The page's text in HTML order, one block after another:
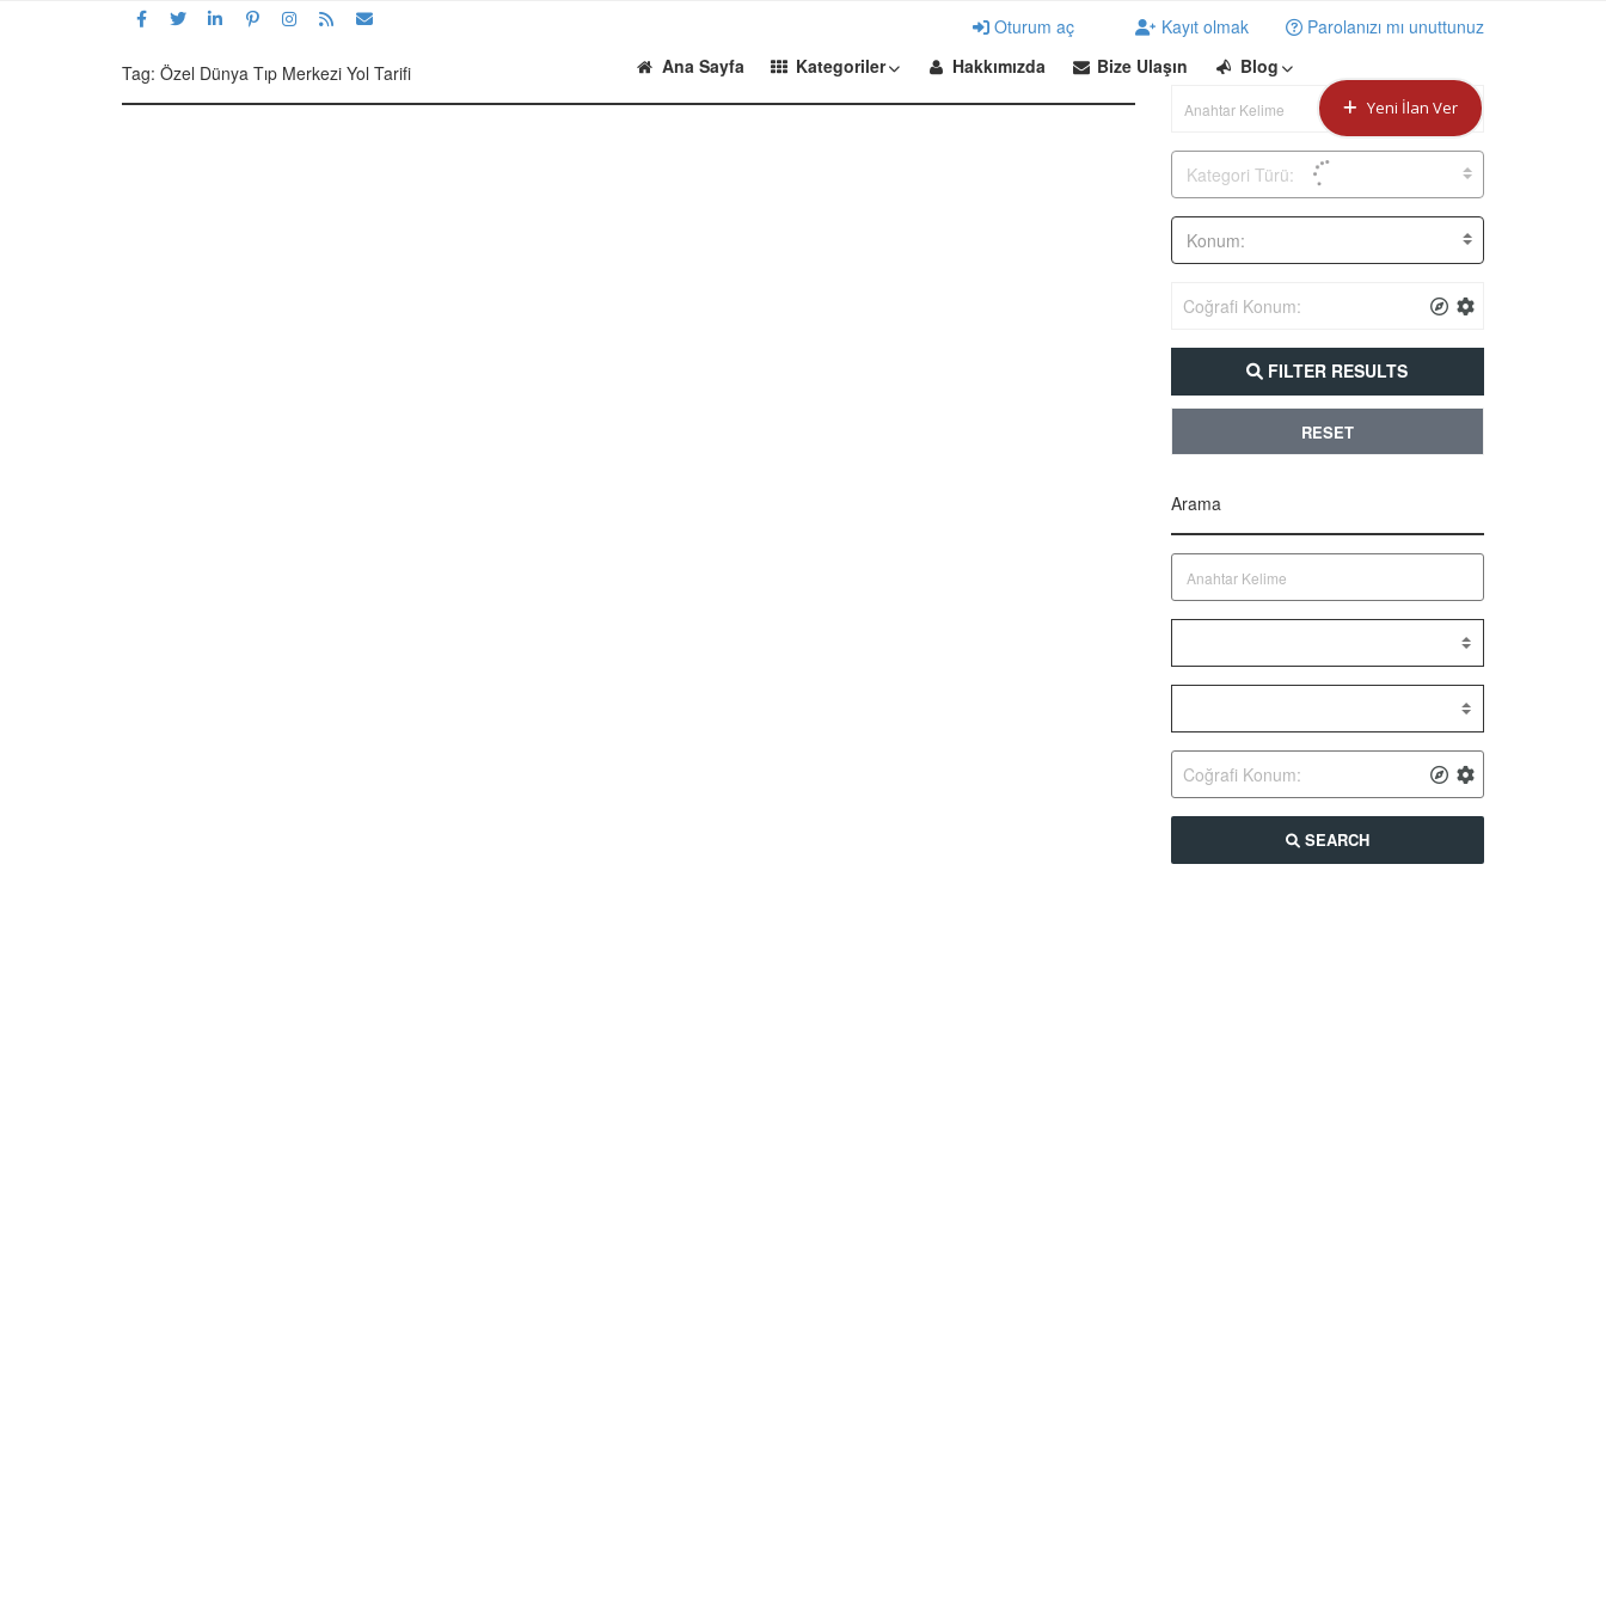
Oturum aç Kayıt olmak
Parolanızı mı unuttunuz
Ana Sayfa
Kategoriler Hakkımızda Bize Ulaşın Blog
Yeni İlan Ver
Tag: Özel Dünya Tıp Merkezi Yol Tarifi
Kategori Türü:
Konum:
FILTER RESULTS
RESET
Arama
SEARCH